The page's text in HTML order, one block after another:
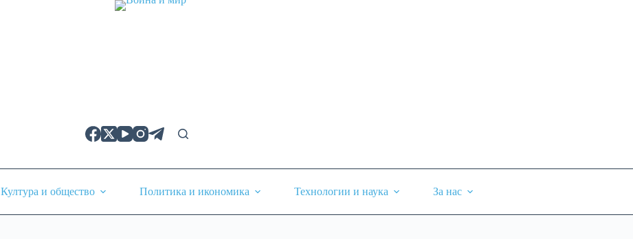
Култура и общество Политика и икономика Технологии и наука За нас